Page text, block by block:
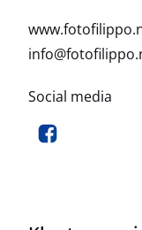
Social media